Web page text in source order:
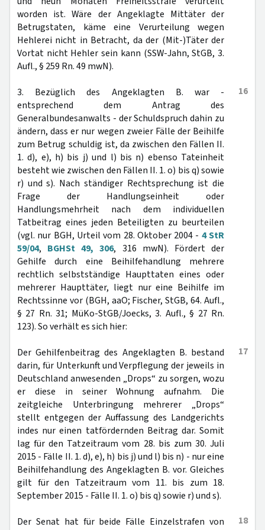
worden ist. Wäre der Angeklagte Mittäter der
Betrugstaten, käme eine Verurteilung wegen
Hehlerei nicht in Betracht, da der (Mit-)Täter der
Vortat nicht Hehler sein kann (SSW-Jahn, StGB, 3.
Aufl., § 259 Rn. 49 mwN).
16
3. Bezüglich des Angeklagten B. war -
entsprechend dem Antrag des
Generalbundesanwalts - der Schuldspruch dahin zu
ändern, dass er nur wegen zweier Fälle der Beihilfe
zum Betrug schuldig ist, da zwischen den Fällen II.
1. d), e), h) bis j) und l) bis n) ebenso Tateinheit
besteht wie zwischen den Fällen II. 1. o) bis q) sowie
r) und s). Nach ständiger Rechtsprechung ist die
Frage der Handlungseinheit oder
Handlungsmehrheit nach dem individuellen
Tatbeitrag eines jeden Beteiligten zu beurteilen
(vgl. nur BGH, Urteil vom 28. Oktober 2004 - 4 StR
59/04, BGHSt 49, 306, 316 mwN). Fördert der
Gehilfe durch eine Beihilfehandlung mehrere
rechtlich selbstständige Haupttaten eines oder
mehrerer Haupttäter, liegt nur eine Beihilfe im
Rechtssinne vor (BGH, aaO; Fischer, StGB, 64. Aufl.,
§ 27 Rn. 31; MüKo-StGB/Joecks, 3. Aufl., § 27 Rn.
123). So verhält es sich hier:
17
Der Gehilfenbeitrag des Angeklagten B. bestand
darin, für Unterkunft und Verpflegung der jeweils in
Deutschland anwesenden „Drops“ zu sorgen, wozu
er diese in seiner Wohnung aufnahm. Die
zeitgleiche Unterbringung mehrerer „Drops“
stellt entgegen der Auffassung des Landgerichts
indes nur einen tatfördernden Beitrag dar. Somit
lag für den Tatzeitraum vom 28. bis zum 30. Juli
2015 - Fälle II. 1. d), e), h) bis j) und l) bis n) - nur eine
Beihilfehandlung des Angeklagten B. vor. Gleiches
gilt für den Tatzeitraum vom 11. bis zum 18.
September 2015 - Fälle II. 1. o) bis q) sowie r) und s).
18
Der Senat hat für beide Fälle Einzelstrafen von